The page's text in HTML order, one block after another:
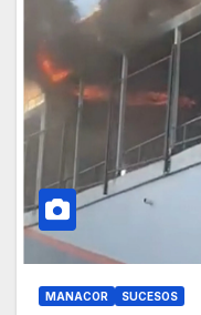
MANACOR SUCESOS